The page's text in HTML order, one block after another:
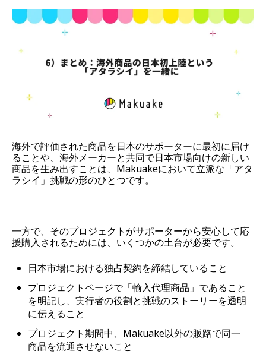
海外で評価された商品を日本のサポーターに最初に届け
ることや、海外メーカーと共同で日本市場向けの新しい
商品を生み出すことは、Makuakeにおいて立派な「アタ
ラシイ」挑戦の形のひとつです。
一方で、そのプロジェクトがサポーターから安心して応
援購入されるためには、いくつかの土台が必要です。
日本市場における独占契約を締結していること
プロジェクトページで「輸入代理商品」であること
を明記し、実行者の役割と挑戦のストーリーを透明
に伝えること
プロジェクト期間中、Makuake以外の販路で同一
商品を流通させないこと